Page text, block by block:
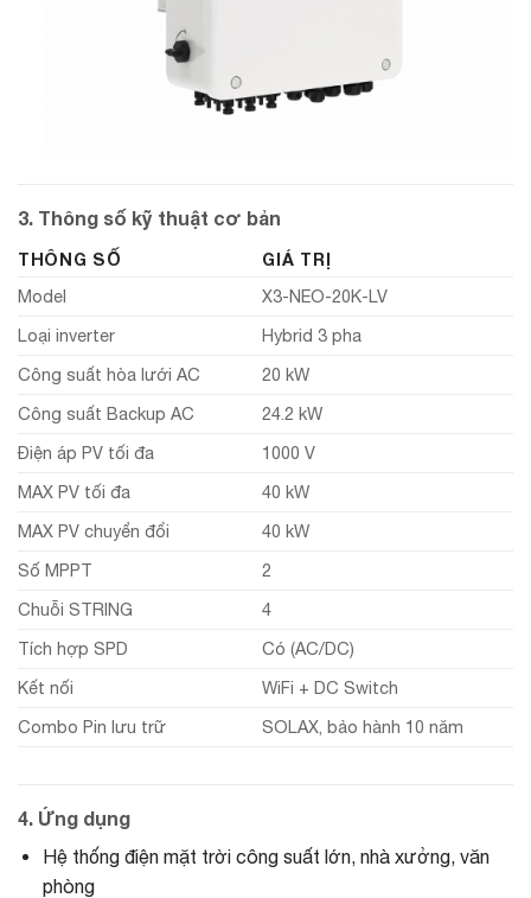
3. Thông số kỹ thuật cơ bản
THÔNG SỐ
GIÁ TRỊ
Model
X3-NEO-20K-LV
Loại inverter
Hybrid 3 pha
Công suất hòa lưới AC
20 kW
Công suất Backup AC
24.2 kW
Điện áp PV tối đa
1000 V
MAX PV tối đa
40 kW
MAX PV chuyển đổi
40 kW
Số MPPT
2
Chuỗi STRING
4
Tích hợp SPD
Có (AC/DC)
Kết nối
WiFi + DC Switch
Combo Pin lưu trữ
SOLAX, bảo hành 10 năm
4. Ứng dụng
Hệ thống điện mặt trời công suất lớn, nhà xưởng, văn
phòng